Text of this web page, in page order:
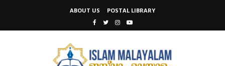
ABOUT US POSTAL LIBRARY